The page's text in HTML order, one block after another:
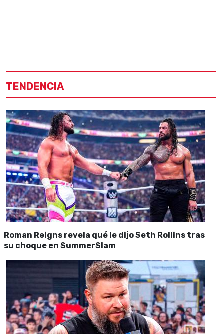
TENDENCIA
Roman Reigns revela qué le dijo Seth Rollins tras
su choque en SummerSlam